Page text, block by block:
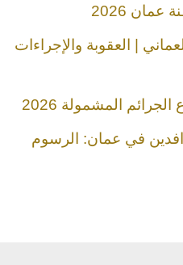
2026
| العقوبة والإجراءات
المشمولة 2026
في عمان: الرسوم